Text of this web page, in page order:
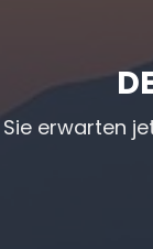
Sie erwarten